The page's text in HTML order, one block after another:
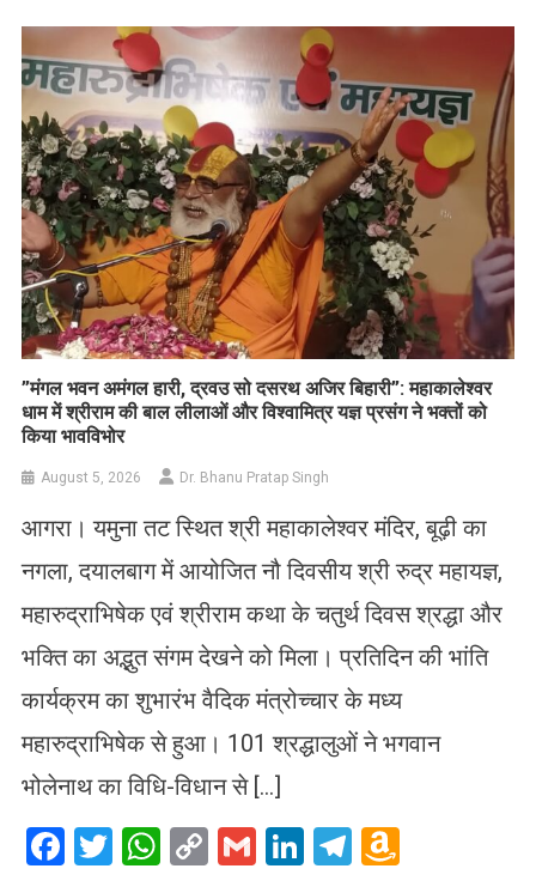
List
​”मंगल भवन अमंगल हारी, द्रवउ सो दसरथ अजिर बिहारी”: महाकालेश्वर
धाम में श्रीराम की बाल लीलाओं और विश्वामित्र यज्ञ प्रसंग ने भक्तों को
किया भावविभोर
August 5, 2026 Dr. Bhanu Pratap Singh
आगरा। यमुना तट स्थित श्री महाकालेश्वर मंदिर, बूढ़ी का
नगला, दयालबाग में आयोजित नौ दिवसीय श्री रुद्र महायज्ञ,
महारुद्राभिषेक एवं श्रीराम कथा के चतुर्थ दिवस श्रद्धा और
भक्ति का अद्भुत संगम देखने को मिला। प्रतिदिन की भांति
कार्यक्रम का शुभारंभ वैदिक मंत्रोच्चार के मध्य
महारुद्राभिषेक से हुआ। 101 श्रद्धालुओं ने भगवान
भोलेनाथ का विधि-विधान से […]
Facebook
Twitter
WhatsApp
CopyGmailLinkedIn
Telegram